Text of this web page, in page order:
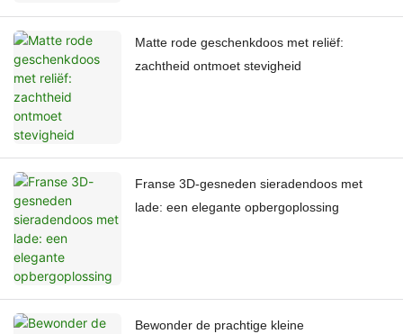
Matte rode geschenkdoos met reliëf:
zachtheid ontmoet stevigheid
Franse 3D-gesneden sieradendoos met
lade: een elegante opbergoplossing
Bewonder de prachtige kleine